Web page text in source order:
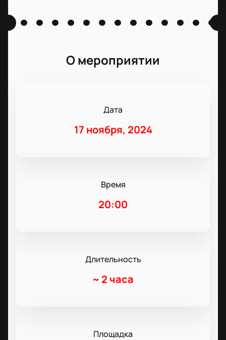
О мероприятии
Дата
17 ноября, 2024
Время
20:00
Длительность
~ 2 часа
Площадка